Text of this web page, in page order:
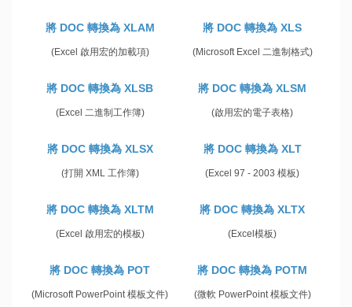
將 DOC 轉換為 XLAM
(Excel 啟用宏的加載項)
將 DOC 轉換為 XLS
(Microsoft Excel 二進制格式)
將 DOC 轉換為 XLSB
(Excel 二進制工作簿)
將 DOC 轉換為 XLSM
(啟用宏的電子表格)
將 DOC 轉換為 XLSX
(打開 XML 工作簿)
將 DOC 轉換為 XLT
(Excel 97 - 2003 模板)
將 DOC 轉換為 XLTM
(Excel 啟用宏的模板)
將 DOC 轉換為 XLTX
(Excel模板)
將 DOC 轉換為 POT
(Microsoft PowerPoint 模板文件)
將 DOC 轉換為 POTM
(微軟 PowerPoint 模板文件)